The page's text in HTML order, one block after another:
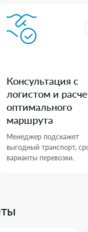
Консультация с
логистом и
оптимального
маршрута
Менеджер подскажет
выгодный транспорт,
варианты перевозки.